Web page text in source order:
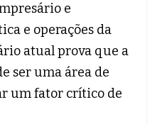
e
e operações da
atual prova que a
ser uma área de
um fator crítico de